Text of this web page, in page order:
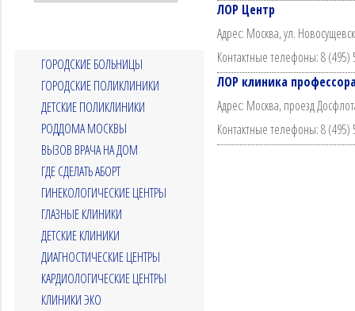
ЛОР Центр
Адрес: Москва, ул.
Контактные телефоны: 8 (495)
ЛОР клиника
Адрес: Москва, проезд
Контактные телефоны: 8 (495)
ГОРОДСКИЕ БОЛЬНИЦЫ
ГОРОДСКИЕ ПОЛИКЛИНИКИ
ДЕТСКИЕ ПОЛИКЛИНИКИ
РОДДОМА МОСКВЫ
ВЫЗОВ ВРАЧА НА ДОМ
ГДЕ СДЕЛАТЬ АБОРТ
ГИНЕКОЛОГИЧЕСКИЕ ЦЕНТРЫ
ГЛАЗНЫЕ КЛИНИКИ
ДЕТСКИЕ КЛИНИКИ
ДИАГНОСТИЧЕСКИЕ ЦЕНТРЫ
КАРДИОЛОГИЧЕСКИЕ ЦЕНТРЫ
КЛИНИКИ ЭКО